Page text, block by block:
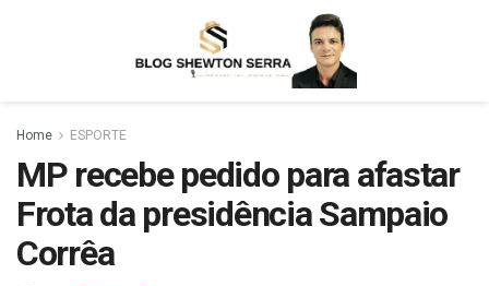
Home ESPORTE
MP recebe pedido para afastar
Frota da presidência Sampaio
Corrêa